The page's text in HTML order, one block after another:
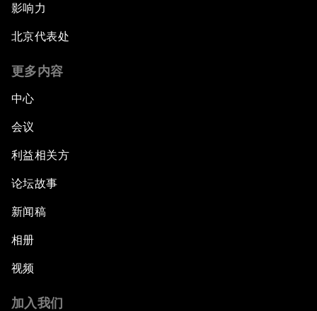
影响力
北京代表处
更多内容
中心
会议
利益相关方
论坛故事
新闻稿
相册
视频
加入我们